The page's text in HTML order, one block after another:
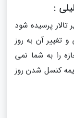
پرسیده شود
تغییر آن به روز
را به شما نمی
کنسل شدن روز